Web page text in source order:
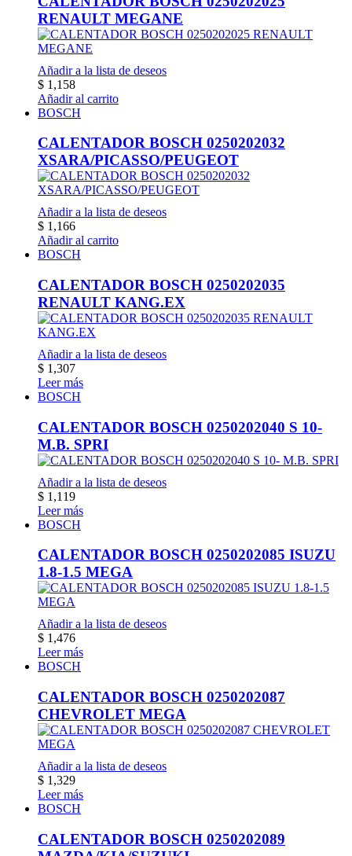
RENAULT MEGANE
Añadir a la lista de deseos
$ 1,158
Añadir al carrito
BOSCH
CALENTADOR BOSCH 0250202032
XSARA/PICASSO/PEUGEOT
Añadir a la lista de deseos
$ 1,166
Añadir al carrito
BOSCH
CALENTADOR BOSCH 0250202035
RENAULT KANG.EX
Añadir a la lista de deseos
$ 1,307
Leer más
BOSCH
CALENTADOR BOSCH 0250202040 S 10-
M.B. SPRI
Añadir a la lista de deseos
$ 1,119
Leer más
BOSCH
CALENTADOR BOSCH 0250202085 ISUZU
1.8-1.5 MEGA
Añadir a la lista de deseos
$ 1,476
Leer más
BOSCH
CALENTADOR BOSCH 0250202087
CHEVROLET MEGA
Añadir a la lista de deseos
$ 1,329
Leer más
BOSCH
CALENTADOR BOSCH 0250202089